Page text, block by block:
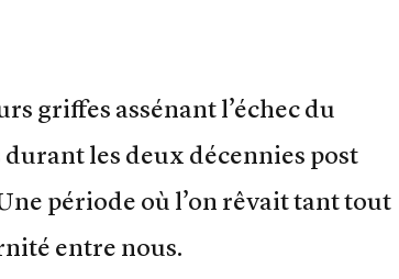
griffes assénant l’échec du
les deux décennies post
période où l’on rêvait tant tout
entre nous.